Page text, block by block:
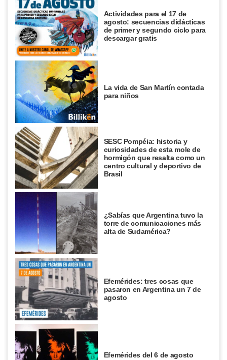
Actividades para el 17 de
agosto: secuencias didácticas
de primer y segundo ciclo para
descargar gratis
La vida de San Martín contada
para niños
SESC Pompéia: historia y
curiosidades de esta mole de
hormigón que resalta como un
centro cultural y deportivo de
Brasil
¿Sabías que Argentina tuvo la
torre de comunicaciones más
alta de Sudamérica?
Efemérides: tres cosas que
pasaron en Argentina un 7 de
agosto
Efemérides del 6 de agosto